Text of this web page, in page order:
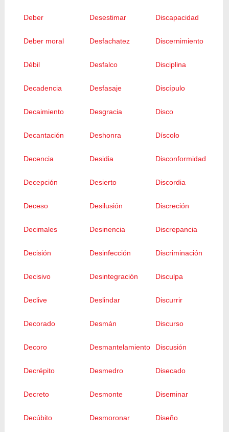
Deber
Deber moral
Débil
Decadencia
Decaimiento
Decantación
Decencia
Decepción
Deceso
Decimales
Decisión
Decisivo
Declive
Decorado
Decoro
Decrépito
Decreto
Decúbito
Desestimar
Desfachatez
Desfalco
Desfasaje
Desgracia
Deshonra
Desidia
Desierto
Desilusión
Desinencia
Desinfección
Desintegración
Deslindar
Desmán
Desmantelamiento
Desmedro
Desmonte
Desmoronar
Discapacidad
Discernimiento
Disciplina
Discípulo
Disco
Díscolo
Disconformidad
Discordia
Discreción
Discrepancia
Discriminación
Disculpa
Discurrir
Discurso
Discusión
Disecado
Diseminar
Diseño